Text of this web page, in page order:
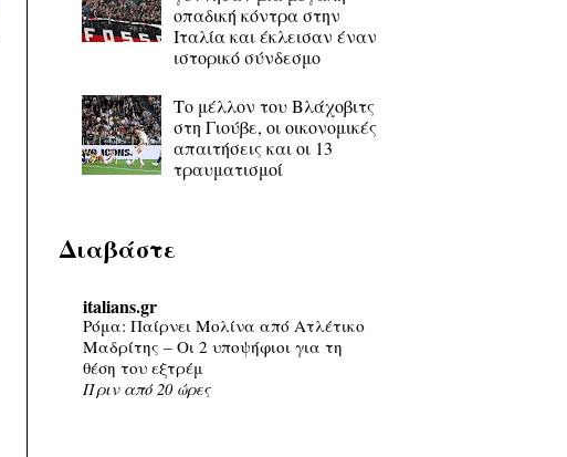
οπαδική κόντρα στην
Ιταλία και έκλεισαν έναν
ιστορικό σύνδεσμο
Το μέλλον του Βλάχοβιτς
στη Γιούβε, οι οικονομικές
απαιτήσεις και οι 13
τραυματισμοί
Διαβάστε
italians.gr
Ρόμα: Παίρνει Μολίνα από Ατλέτικο
Μαδρίτης – Οι 2 υποψήφιοι για τη
θέση του εξτρέμ
Πριν από 20 ώρες